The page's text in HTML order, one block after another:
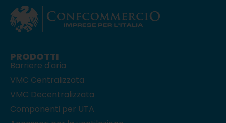
PRODOTTI
Barriere d'aria
VMC Centralizzata
VMC Decentralizzata
Componenti per UTA